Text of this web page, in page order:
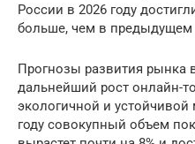
России в 2026 году
больше, чем в предыдущем
Прогнозы развития рынка
дальнейший рост онлайн-
экологичной и
году совокупный объем